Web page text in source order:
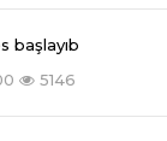
başlayıb
5146